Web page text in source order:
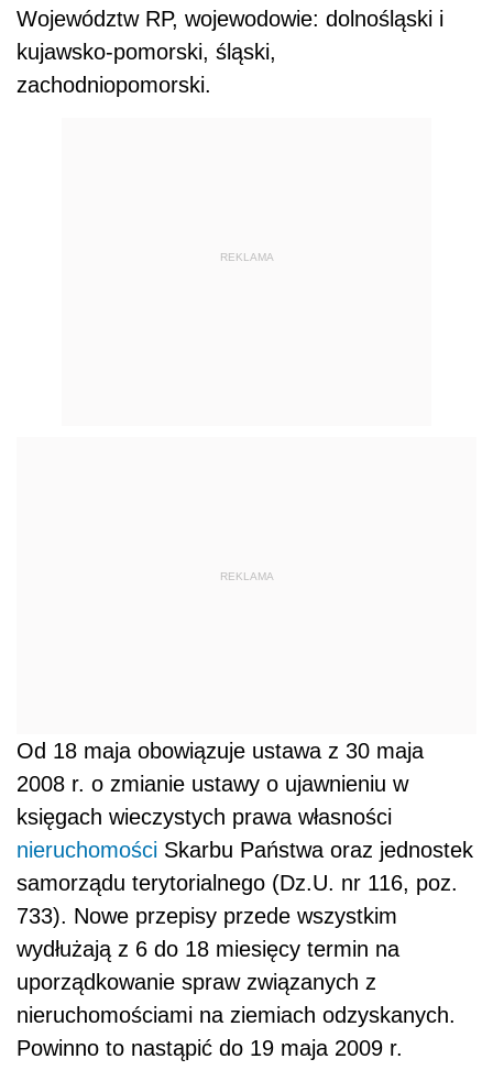
Województw RP, wojewodowie: dolnośląski i
kujawsko-pomorski, śląski,
zachodniopomorski.
REKLAMA
REKLAMA
Od 18 maja obowiązuje ustawa z 30 maja
2008 r. o zmianie ustawy o ujawnieniu w
księgach wieczystych prawa własności
nieruchomości Skarbu Państwa oraz jednostek
samorządu terytorialnego (Dz.U. nr 116, poz.
733). Nowe przepisy przede wszystkim
wydłużają z 6 do 18 miesięcy termin na
uporządkowanie spraw związanych z
nieruchomościami na ziemiach odzyskanych.
Powinno to nastąpić do 19 maja 2009 r.